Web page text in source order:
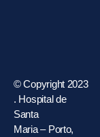
© Copyright 2023
. Hospital de
Santa
Maria – Porto,